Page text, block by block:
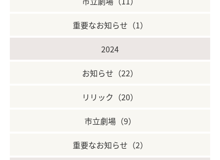
重要なお知らせ（1）
2024
お知らせ（22）
リリック（20）
市立劇場（9）
重要なお知らせ（2）